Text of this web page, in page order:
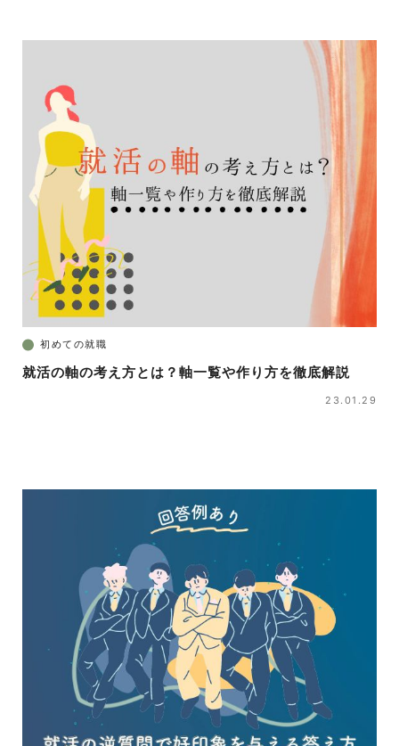
初めての就職
就活の軸の考え方とは？軸一覧や作り方を徹底解説
23.01.29